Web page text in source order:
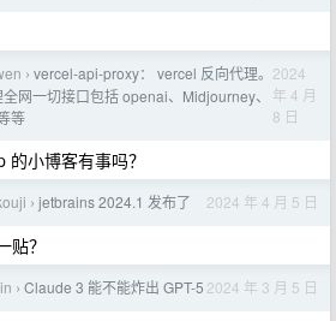
› vercel-api-proxy： vercel 反向代理。
网一切接口包括 openai、Midjourney、
等
2024
年 4 月
8 日
的小博客有事吗？
› jetbrains 2024.1 发布了 2024 年 4 月 5 日
贴？
› Claude 3 能不能炸出 GPT-5 2024 年 3 月 5 日